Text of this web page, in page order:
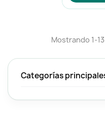
Categorías
Mostrando 1-